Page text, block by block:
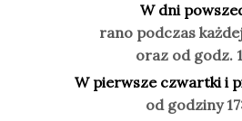
W dni
rano podczas
oraz od godz.
W pierwsze czwartki i
od godziny